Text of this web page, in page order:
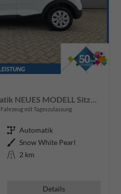
1.0 T-GDI 100PS Automatik NEUES MODELL Sitzheizung Lenkradheizung PDC v+h Rückf.Kamera Klima Bluetooth Touchscreen Apple CarPlay Android Auto Tempomat
Fahrzeug mit Tageszulassung
Getriebe Automatik
Außenfarbe Snow White Pearl
Kilometerstand 2 km
Details